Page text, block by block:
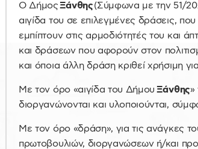
Ο ΔήμοςΞάνθης(Σύμφωνα με την 51/
αιγίδα του σε επιλεγμένες δράσεις,
εμπίπτουν στις αρμοδιότητές του και
και δράσεων που αφορούν στον
και όποια άλλη δράση κριθεί χρήσιμη
Με τον όρο «αιγίδα του Δήμου Ξάνθης»
διοργανώνονται και υλοποιούνται,
Με τον όρο «δράση», για τις ανάγκες
πρωτοβουλιών, διοργανώσεων ή/και